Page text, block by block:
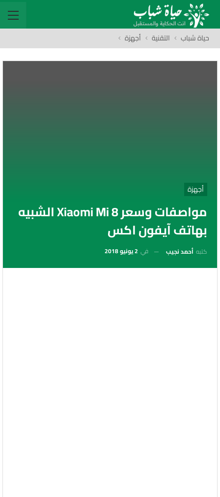
حياة شباب التقنية أجهزة
أجهزة
مواصفات وسعر Xiaomi Mi 8 الشبيه
بهاتف آيفون اكس
كتبه أحمد نجيب في 2 يونيو 2018